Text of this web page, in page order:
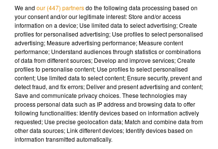
possible de réagir aux vidéos, de les ajouter à sa liste de
lecteur et de les partager.
Here’s the full intro explaining this new Netflix feature...
pic.twitter.com/T7OriLUHd8
— Matt Navarra (@MattNavarra)November 12, 2020
Musique
Madonna sort enfin le remix de « Love
We and our (447) partnersdo the following data processing based on
your consent and/or our legitimate interest: Store and/or access
information on a device; Use limited data to select advertising; Create
profiles for personalised advertising; Use profiles to select personalised
advertising; Measure advertising performance; Measure content
performance; Understand audiences through statistics or combinations
of data from different sources; Develop and improve services; Create
profiles to personalise content; Use profiles to select personalised
content; Use limited data to select content; Ensure security, prevent and
detect fraud, and fix errors; Deliver and present advertising and content;
Save and communicate privacy choices. These technologies may
process personal data such as IP address and browsing data to offer
following functionalities: Identify devices based on information actively
requested; Use precise geolocation data; Match and combine data from
other data sources; Link different devices; Identify devices based on
information transmitted automatically.